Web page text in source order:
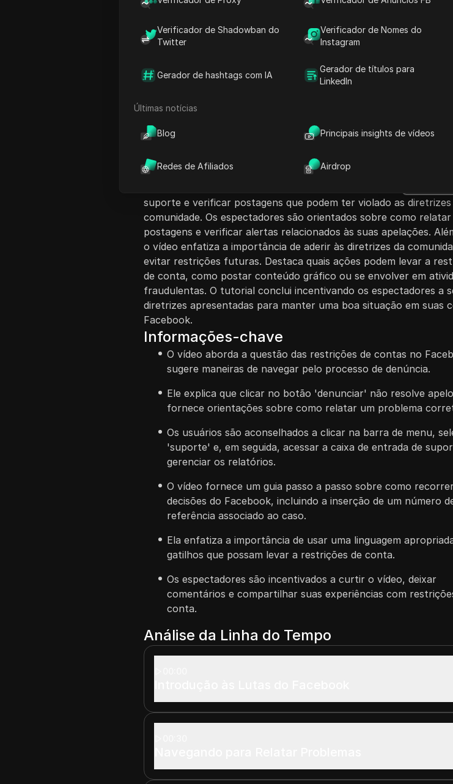
Verificador de Shadowban do
Twitter
Verificador de Nomes do
Instagram
Gerador de hashtags com IA
Gerador de títulos para
LinkedIn
Últimas notícias
Blog Principais insights de vídeos
Redes de Afiliados Airdrop
Fazer
Este tutorial em vídeo oferece um guia passo a passo sobre como
recorrer a uma restrição em uma conta do Facebook. Começa
frustrações comuns que os usuários enfrentam ao lidar com
do Facebook e esclarece que clicar no botão 'reportar um
é a solução para apelações. O vídeo demonstra o processo
suporte e verificar postagens que podem ter violado as diretrizes
comunidade. Os espectadores são orientados sobre como relatar
postagens e verificar alertas relacionados às suas apelações.
o vídeo enfatiza a importância de aderir às diretrizes da
evitar restrições futuras. Destaca quais ações podem levar a
de conta, como postar conteúdo gráfico ou se envolver em
fraudulentas. O tutorial conclui incentivando os espectadores a
diretrizes apresentadas para manter uma boa situação em suas
Facebook.
Informações-chave
O vídeo aborda a questão das restrições de contas no
sugere maneiras de navegar pelo processo de denúncia.
Ele explica que clicar no botão 'denunciar' não resolve
fornece orientações sobre como relatar um problema
Os usuários são aconselhados a clicar na barra de menu,
'suporte' e, em seguida, acessar a caixa de entrada de
gerenciar os relatórios.
O vídeo fornece um guia passo a passo sobre como
decisões do Facebook, incluindo a inserção de um número
referência associado ao caso.
Ela enfatiza a importância de usar uma linguagem
gatilhos que possam levar a restrições de conta.
Os espectadores são incentivados a curtir o vídeo, deixar
comentários e compartilhar suas experiências com
conta.
Análise da Linha do Tempo